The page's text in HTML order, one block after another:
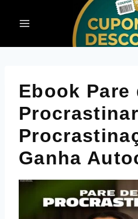
para
o
Ebook Pare
Ganha